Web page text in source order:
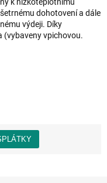
k nízkoteplotnímu
dohotovení a dále
výdeji. Díky
(vybaveny vpichovou.